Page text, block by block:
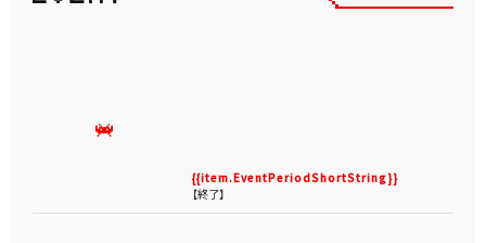
{{item.EventPeriodShortString}}
【終了】